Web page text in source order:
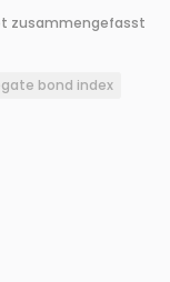
zusammengefasst
bond index